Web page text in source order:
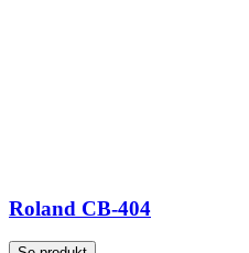
Roland CB-404